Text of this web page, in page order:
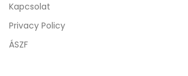
Kapcsolat
Privacy Policy
ÁSZF